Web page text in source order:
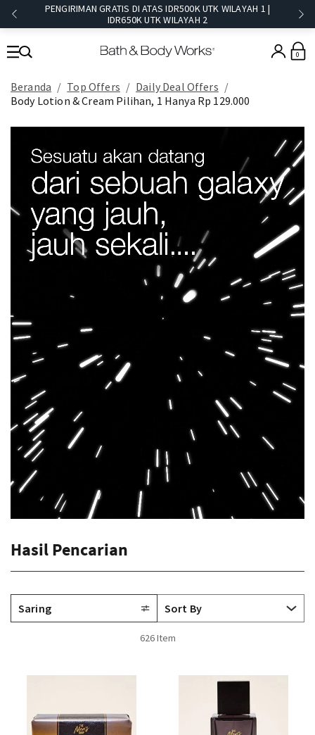
PENGIRIMAN GRATIS DI ATAS IDR500K UTK WILAYAH 1 |
IDR650K UTK WILAYAH 2​
0
Beranda Top Offers
Daily Deal Offers
Body Lotion & Cream Pilihan, 1 Hanya Rp 129.000
Hasil Pencarian
Saring
626 Item